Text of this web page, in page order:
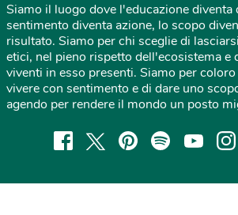
Siamo il luogo dove l'educazione diventa
sentimento diventa azione, lo scopo
risultato. Siamo per chi sceglie di
etici, nel pieno rispetto dell'ecosistema e
viventi in esso presenti. Siamo per
vivere con sentimento e di dare uno
agendo per rendere il mondo un posto